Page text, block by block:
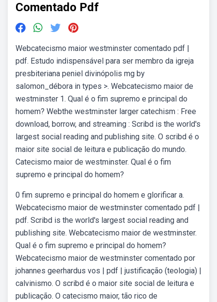
Comentado Pdf
Webcatecismo maior westminster comentado pdf |
pdf. Estudo indispensável para ser membro da igreja
presbiteriana peniel divinópolis mg by
salomon_débora in types >. Webcatecismo maior de
westminster 1. Qual é o fim supremo e principal do
homem? Webthe westminster larger catechism : Free
download, borrow, and streaming : Scribd is the world's
largest social reading and publishing site. O scribd é o
maior site social de leitura e publicação do mundo.
Catecismo maior de westminster. Qual é o fim
supremo e principal do homem?
0 fim supremo e principal do homem e glorificar a.
Webcatecismo maior de westminster comentado pdf |
pdf. Scribd is the world's largest social reading and
publishing site. Webcatecismo maior de westminster.
Qual é o fim supremo e principal do homem?
Webcatecismo maior de westminster comentado por
johannes geerhardus vos | pdf | justificação (teologia) |
calvinismo. O scribd é o maior site social de leitura e
publicação. O catecismo maior, tão rico de